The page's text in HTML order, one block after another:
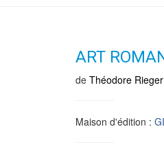
ART
de Théodore Rieger
Maison d'édition :